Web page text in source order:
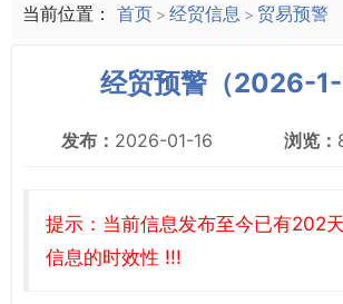
当前位置： 首页 > 经贸信息 > 贸易预警
经贸预警（2026-1-
发布： 2026-01-16 浏览：
提示：当前信息发布至今已有202
信息的时效性 !!!